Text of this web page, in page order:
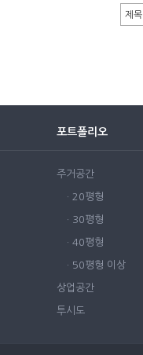
제목
포트폴리오
주거공간
· 20평형
· 30평형
· 40평형
· 50평형 이상
상업공간
투시도